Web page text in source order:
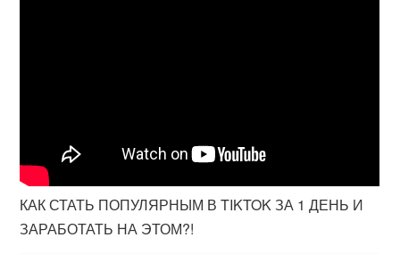
КАК СТАТЬ ПОПУЛЯРНЫМ В TIKTOK ЗА 1 ДЕНЬ И
ЗАРАБОТАТЬ НА ЭТОМ?!